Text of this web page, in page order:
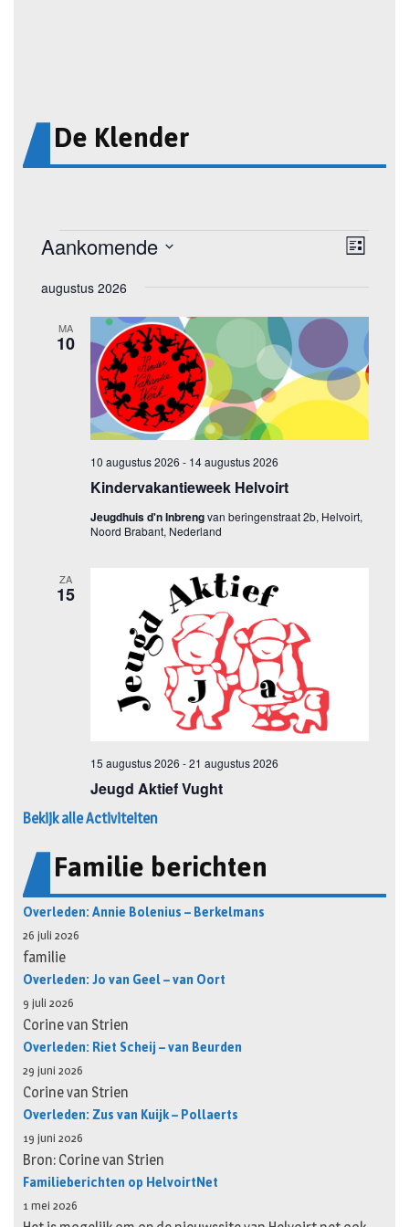
De Klender
Bekijk alle Activiteiten
Familie berichten
Overleden: Annie Bolenius – Berkelmans
26 juli 2026
familie
Overleden: Jo van Geel – van Oort
9 juli 2026
Corine van Strien
Overleden: Riet Scheij – van Beurden
29 juni 2026
Corine van Strien
Overleden: Zus van Kuijk – Pollaerts
19 juni 2026
Bron: Corine van Strien
Familieberichten op HelvoirtNet
1 mei 2026